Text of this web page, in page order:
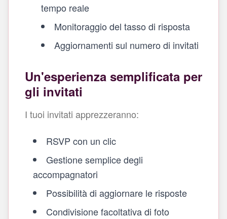
tempo reale
Monitoraggio del tasso di risposta
Aggiornamenti sul numero di invitati
Un'esperienza semplificata per
gli invitati
I tuoi invitati apprezzeranno:
RSVP con un clic
Gestione semplice degli
accompagnatori
Possibilità di aggiornare le risposte
Condivisione facoltativa di foto